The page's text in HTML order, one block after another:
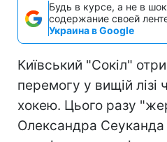
Будь в курсе, а не в
содержание своей
Украина в Google
Київський "Сокіл"
перемогу у вищій лізі
хокею. Цього разу
Олександра Сеуканда